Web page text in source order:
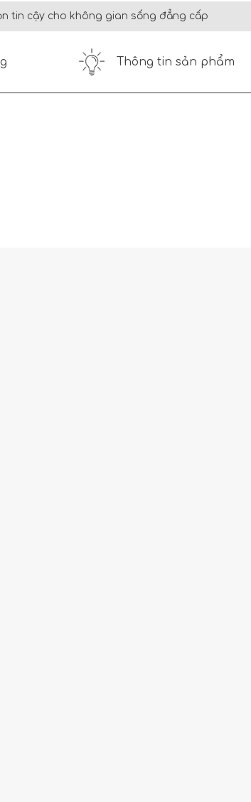
tin cậy cho không gian sống đẳng cấp
Thông tin sản phẩm